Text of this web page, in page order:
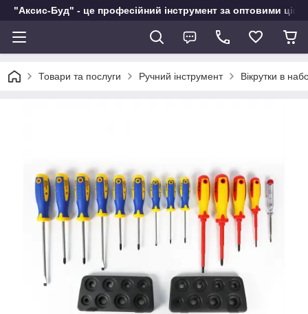
"Аксис-Буд" - це професійний інструмент за оптовими
Товари та послуги Ручний інструмент Вікрутки в